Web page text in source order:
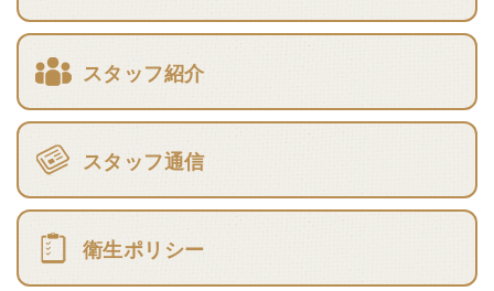
スタッフ紹介
スタッフ通信
衛生ポリシー